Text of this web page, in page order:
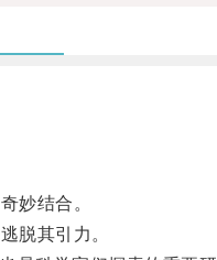
妙结合。
脱其引力。